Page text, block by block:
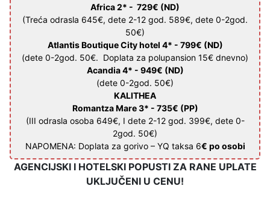
Africa 2* - 729€ (ND)
(Treća odrasla 645€, dete 2-12 god. 589€, dete 0-2god.
50€)
Atlantis Boutique City hotel 4* - 799€ (ND)
(dete 0-2god. 50€. Doplata za polupansion 15€ dnevno)
Acandia 4* - 949€ (ND)
(dete 0-2god. 50€)
KALITHEA
Romantza Mare 3* - 735€ (PP)
(III odrasla osoba 649€, I dete 2-12 god. 399€, dete 0-
2god. 50€)
NAPOMENA: Doplata za gorivo – YQ taksa 6€ po osobi
AGENCIJSKI I HOTELSKI POPUSTI ZA RANE UPLATE
UKLJUČENI U CENU!